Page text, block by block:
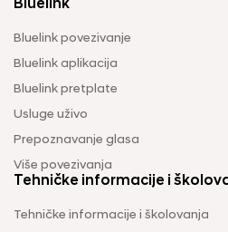
Bluelink
Bluelink povezivanje
Bluelink aplikacija
Bluelink pretplate
Usluge uživo
Prepoznavanje glasa
Više povezivanja
Tehničke informacije i
Tehničke informacije i školovanja